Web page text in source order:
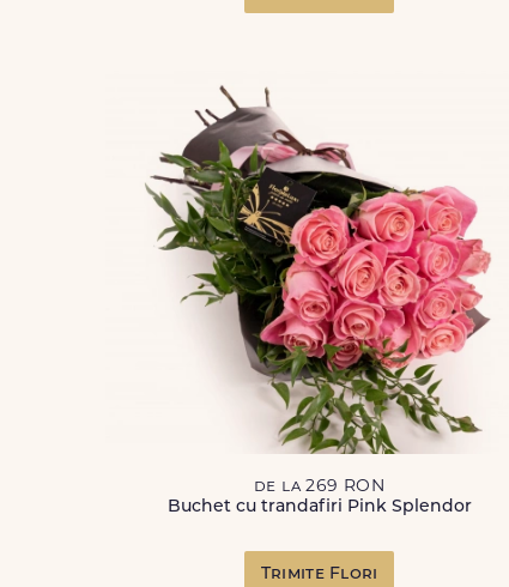
de la 269 RON
Buchet cu trandafiri Pink Splendor
Trimite Flori